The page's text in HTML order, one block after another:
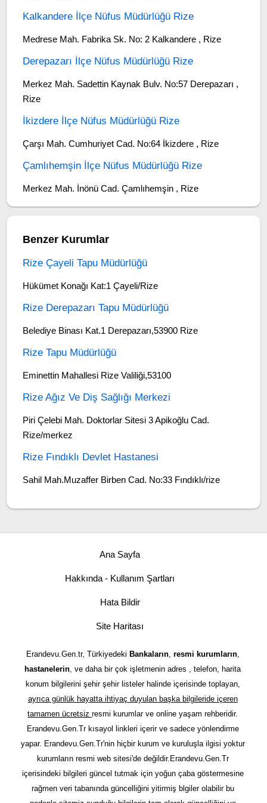
Kalkandere İlçe Nüfus Müdürlüğü Rize
Medrese Mah. Fabrika Sk. No: 2 Kalkandere , Rize
Derepazarı İlçe Nüfus Müdürlüğü Rize
Merkez Mah. Sadettin Kaynak Bulv. No:57 Derepazarı ,
Rize
İkizdere İlçe Nüfus Müdürlüğü Rize
Çarşı Mah. Cumhuriyet Cad. No:64 İkizdere , Rize
Çamlıhemşin İlçe Nüfus Müdürlüğü Rize
Merkez Mah. İnönü Cad. Çamlıhemşin , Rize
Benzer Kurumlar
Rize Çayeli Tapu Müdürlüğü
Hükümet Konağı Kat:1 Çayeli/Rize
Rize Derepazarı Tapu Müdürlüğü
Belediye Binası Kat.1 Derepazarı,53900 Rize
Rize Tapu Müdürlüğü
Eminettin Mahallesi Rize Valiliği,53100
Rize Ağız Ve Diş Sağlığı Merkezi
Piri Çelebi Mah. Doktorlar Sitesi 3 Apikoğlu Cad.
Rize/merkez
Rize Fındıklı Devlet Hastanesi
Sahil Mah.Muzaffer Birben Cad. No:33 Fındıklı/rize
Ana Sayfa
Hakkında - Kullanım Şartları
Hata Bildir
Site Haritası
Erandevu.Gen.tr, Türkiyedeki Bankaların, resmi kurumların,
hastanelerin, ve daha bir çok işletmenin adres , telefon, harita
konum bilgilerini şehir şehir listeler halinde içerisinde toplayan,
ayrıca günlük hayatta ihtiyaç duyulan başka bilgileride içeren
tamamen ücretsizresmi kurumlar ve online yaşam rehberidir.
Erandevu.Gen.Tr kısayol linkleri içerir ve sadece yönlendirme
yapar. Erandevu.Gen.Tr'nin hiçbir kurum ve kuruluşla ilgisi yoktur
kurumların resmi web sitesi'de değildir.Erandevu.Gen.Tr
içerisindeki bilgileri güncel tutmak için yoğun çaba göstermesine
rağmen veri tabanında güncelliğini yitirmiş blgiler olabilir bu